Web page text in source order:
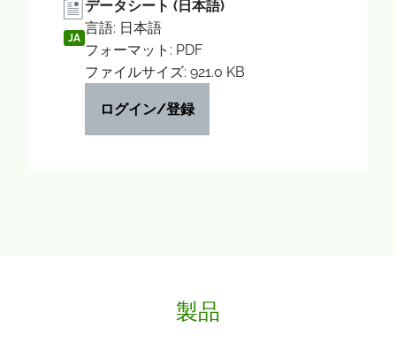
JA
データシート (日本語)
言語: 日本語
フォーマット: PDF
ファイルサイズ: 921.0 KB
ログイン/登録
製品